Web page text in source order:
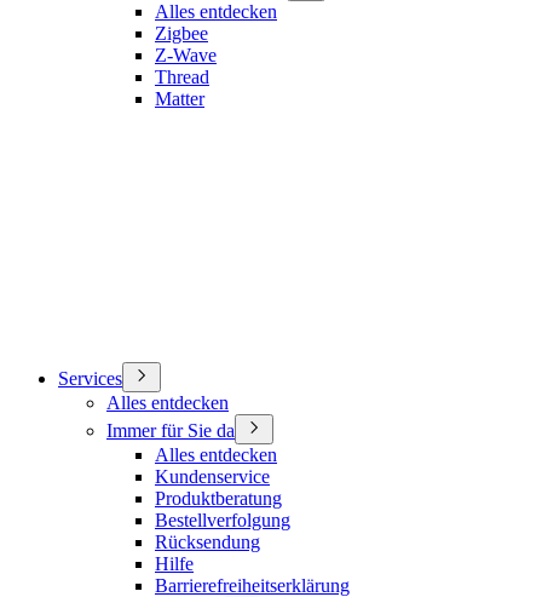
Alles entdecken
Zigbee
Z-Wave
Thread
Matter
Services
Alles entdecken
Immer für Sie da
Alles entdecken
Kundenservice
Produktberatung
Bestellverfolgung
Rücksendung
Hilfe
Barrierefreiheitserklärung